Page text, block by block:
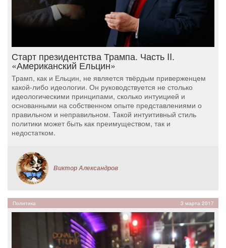
Старт президентства Трампа. Часть II.
«Американский Ельцин»
Трамп, как и Ельцин, не является твёрдым приверженцем
какой-либо идеологии. Он руководствуется не столько
идеологическими принципами, сколько интуицией и
основанными на собственном опыте представлениями о
правильном и неправильном. Такой интуитивный стиль
политики может быть как преимуществом, так и
недостатком.
Виктор Александров
Политика 3 марта 2017